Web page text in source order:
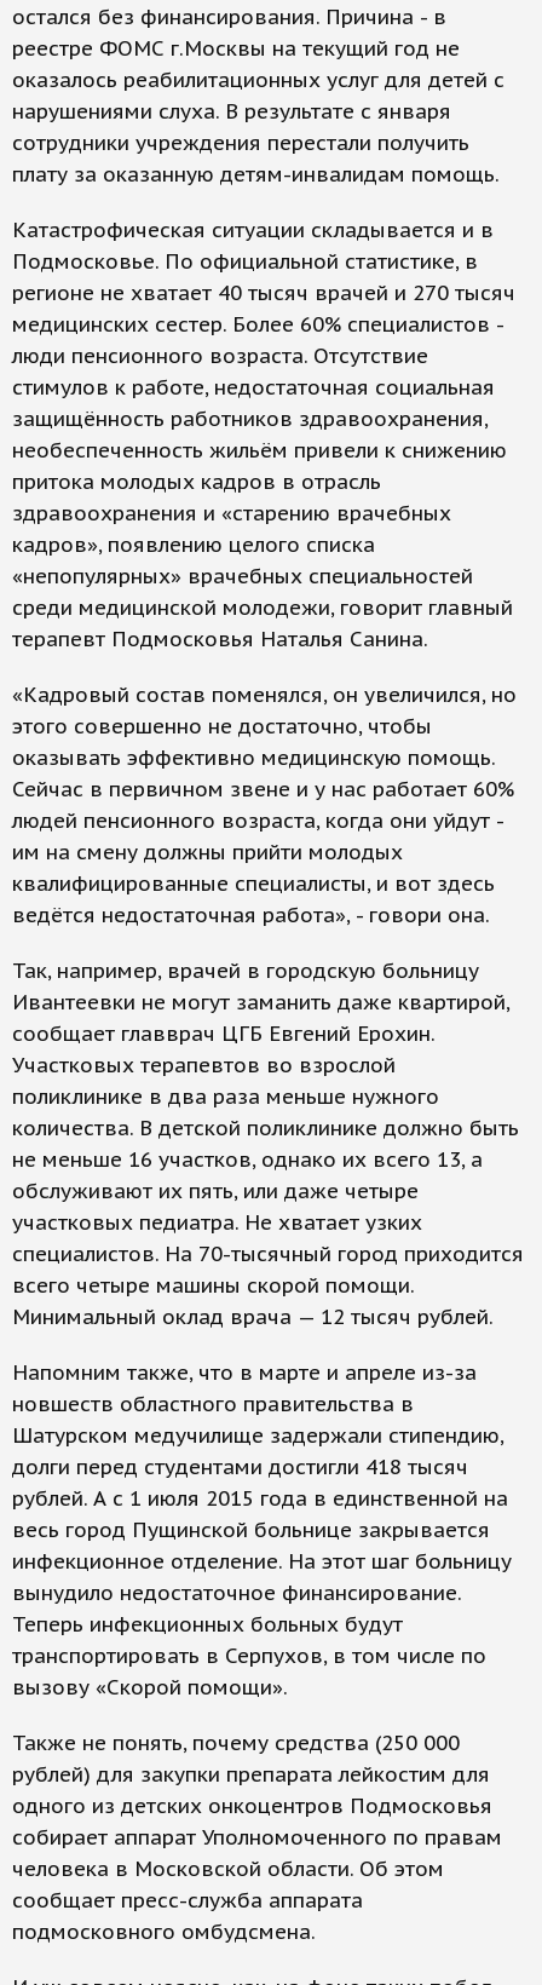
остался без финансирования. Причина - в
реестре ФОМС г.Москвы на текущий год не
оказалось реабилитационных услуг для детей с
нарушениями слуха. В результате с января
сотрудники учреждения перестали получить
плату за оказанную детям-инвалидам помощь.
Катастрофическая ситуации складывается и в
Подмосковье. По официальной статистике, в
регионе не хватает 40 тысяч врачей и 270 тысяч
медицинских сестер. Более 60% специалистов -
люди пенсионного возраста. Отсутствие
стимулов к работе, недостаточная социальная
защищённость работников здравоохранения,
необеспеченность жильём привели к снижению
притока молодых кадров в отрасль
здравоохранения и «старению врачебных
кадров», появлению целого списка
«непопулярных» врачебных специальностей
среди медицинской молодежи, говорит главный
терапевт Подмосковья Наталья Санина.
«Кадровый состав поменялся, он увеличился, но
этого совершенно не достаточно, чтобы
оказывать эффективно медицинскую помощь.
Сейчас в первичном звене и у нас работает 60%
людей пенсионного возраста, когда они уйдут -
им на смену должны прийти молодых
квалифицированные специалисты, и вот здесь
ведётся недостаточная работа», - говори она.
Так, например, врачей в городскую больницу
Ивантеевки не могут заманить даже квартирой,
сообщает главврач ЦГБ Евгений Ерохин.
Участковых терапевтов во взрослой
поликлинике в два раза меньше нужного
количества. В детской поликлинике должно быть
не меньше 16 участков, однако их всего 13, а
обслуживают их пять, или даже четыре
участковых педиатра. Не хватает узких
специалистов. На 70-тысячный город приходится
всего четыре машины скорой помощи.
Минимальный оклад врача — 12 тысяч рублей.
Напомним также, что в марте и апреле из-за
новшеств областного правительства в
Шатурском медучилище задержали стипендию,
долги перед студентами достигли 418 тысяч
рублей. А с 1 июля 2015 года в единственной на
весь город Пущинской больнице закрывается
инфекционное отделение. На этот шаг больницу
вынудило недостаточное финансирование.
Теперь инфекционных больных будут
транспортировать в Серпухов, в том числе по
вызову «Скорой помощи».
Также не понять, почему средства (250 000
рублей) для закупки препарата лейкостим для
одного из детских онкоцентров Подмосковья
собирает аппарат Уполномоченного по правам
человека в Московской области. Об этом
сообщает пресс-служба аппарата
подмосковного омбудсмена.